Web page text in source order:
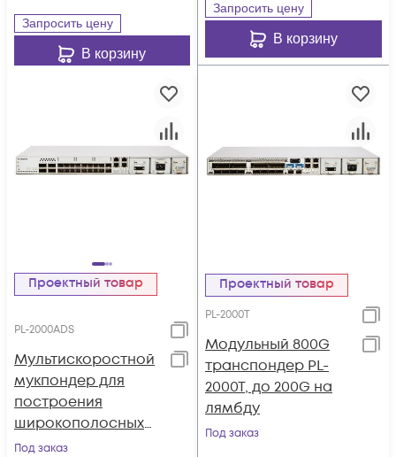
Запросить цену
В корзину
Запросить цену
В корзину
Проектный товар
PL-2000ADS
Мультискоростной
мукпондер для
построения
широкополосных
оптиковолоконных
Под заказ
Проектный товар
PL-2000T
Модульный 800G
транспондер PL-
2000T, до 200G на
лямбду
Под заказ